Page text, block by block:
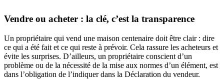
Vendre ou acheter : la clé, c’est la transparence
Un propriétaire qui vend une maison centenaire doit être clair : dire
ce qui a été fait et ce qui reste à prévoir. Cela rassure les acheteurs et
évite les surprises. D’ailleurs, un propriétaire conscient d’un
problème ou de la nécessité de la mise aux normes d’un élément, est
dans l’obligation de l’indiquer dans la Déclaration du vendeur.